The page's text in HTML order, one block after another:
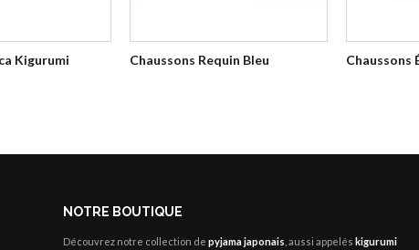
Kigurumi Chaussons Requin Bleu Chaussons
NOTRE BOUTIQUE
Découvrez notre collection de pyjama japonais , aussi appelés kigurumi